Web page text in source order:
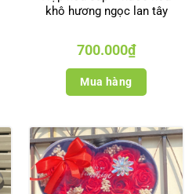
khô hương ngọc lan tây
700.000₫
Mua hàng